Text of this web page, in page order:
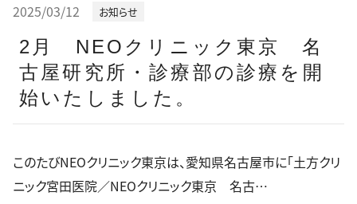
お知らせ
2月 NEOクリニック東京 名
古屋研究所・診療部の診療を開
始いたしました。
2025/03/12
このたびNEOクリニック東京は、愛知県名古屋市に「土方クリ
ニック宮田医院／NEOクリニック東京 名古…